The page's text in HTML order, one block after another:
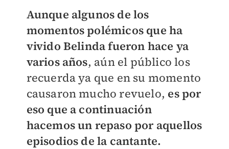
Aunque algunos de los
momentos polémicos que ha
vivido Belinda fueron hace ya
varios años, aún el público los
recuerda ya que en su momento
causaron mucho revuelo, es por
eso que a continuación
hacemos un repaso por aquellos
episodios de la cantante.